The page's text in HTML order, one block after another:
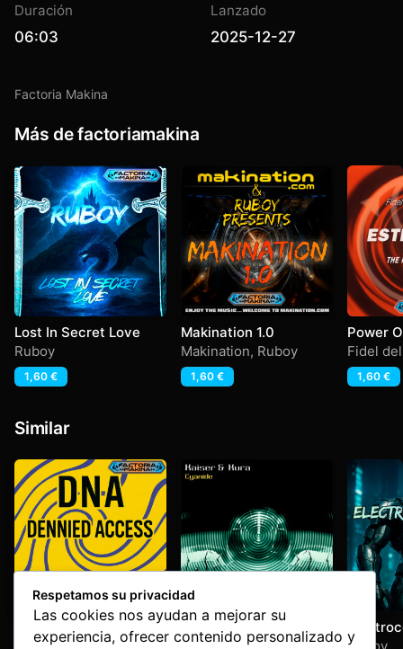
Duración
06:03
Lanzado
2025-12-27
Factoria Makina
Más de factoriamakina
Lost In Secret Love
Ruboy
1,60 €
Makination 1.0
Makination, Ruboy
1,60 €
Power
Fidel
1,60 €
Similar
Dennied Acces, DNA
Cyanide
Kaiser & Kura
Soul’s
Ruboy
Respetamos su privacidad
Las cookies nos ayudan a mejorar su
experiencia, ofrecer contenido personalizado y